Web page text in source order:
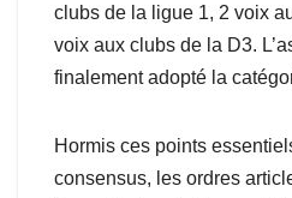
clubs de la ligue 1, 2 voix
voix aux clubs de la D3.
finalement adopté la
Hormis ces points
consensus, les ordres